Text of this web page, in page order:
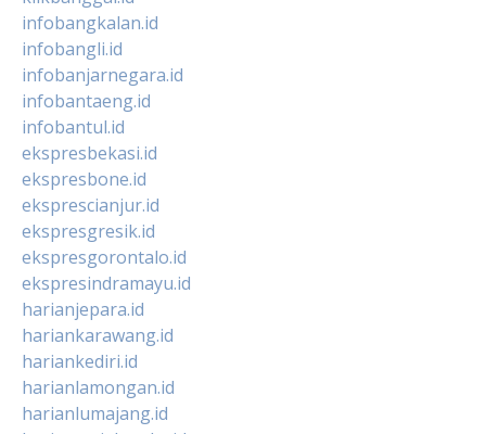
infobangkalan.id
infobangli.id
infobanjarnegara.id
infobantaeng.id
infobantul.id
ekspresbekasi.id
ekspresbone.id
eksprescianjur.id
ekspresgresik.id
ekspresgorontalo.id
ekspresindramayu.id
harianjepara.id
hariankarawang.id
hariankediri.id
harianlamongan.id
harianlumajang.id